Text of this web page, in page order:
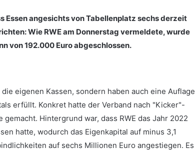
Essen angesichts von Tabellenplatz sechs derzeit
Wie RWE am Donnerstag vermeldete, wurde
von 192.000 Euro abgeschlossen.
eigenen Kassen, sondern haben auch eine Auflage
erfüllt. Konkret hatte der Verband nach "Kicker"-
Hintergrund war, dass RWE das Jahr 2022
hatte, wodurch das Eigenkapital auf minus 3,1
auf sechs Millionen Euro angestiegen. Es